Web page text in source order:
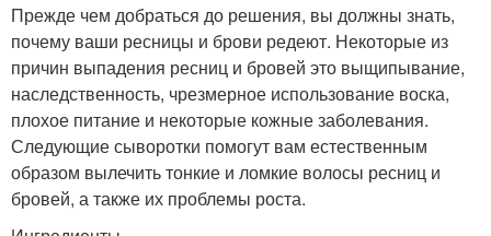
Прежде чем добраться до решения, вы должны знать,
почему ваши ресницы и брови редеют. Некоторые из
причин выпадения ресниц и бровей это выщипывание,
наследственность, чрезмерное использование воска,
плохое питание и некоторые кожные заболевания.
Следующие сыворотки помогут вам естественным
образом вылечить тонкие и ломкие волосы ресниц и
бровей, а также их проблемы роста.